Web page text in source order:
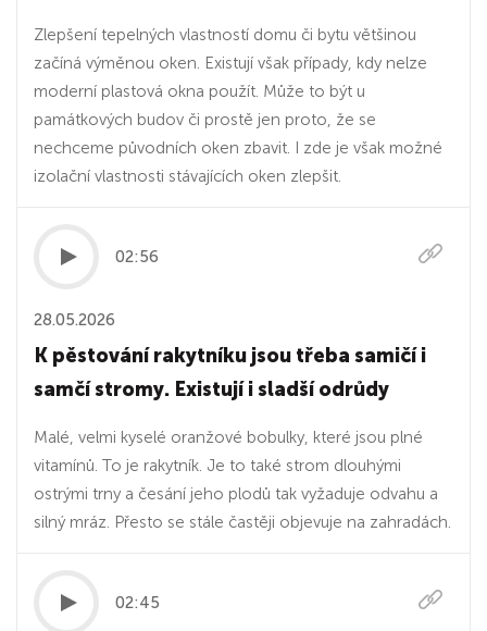
Zlepšení tepelných vlastností domu či bytu většinou
začíná výměnou oken. Existují však případy, kdy nelze
moderní plastová okna použít. Může to být u
památkových budov či prostě jen proto, že se
nechceme původních oken zbavit. I zde je však možné
izolační vlastnosti stávajících oken zlepšit.
02:56
28.05.2026
K pěstování rakytníku jsou třeba samičí i
samčí stromy. Existují i sladší odrůdy
Malé, velmi kyselé oranžové bobulky, které jsou plné
vitamínů. To je rakytník. Je to také strom dlouhými
ostrými trny a česání jeho plodů tak vyžaduje odvahu a
silný mráz. Přesto se stále častěji objevuje na zahradách.
02:45